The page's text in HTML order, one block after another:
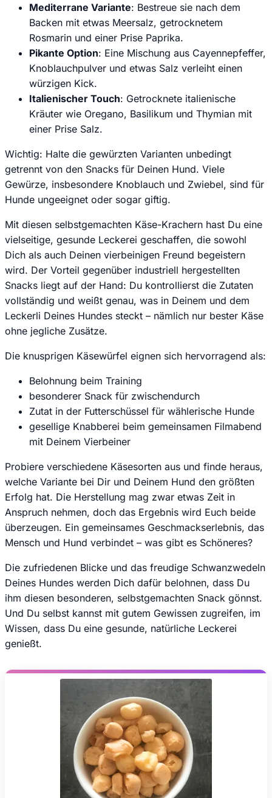
Mediterrane Variante: Bestreue sie nach dem
Backen mit etwas Meersalz, getrocknetem
Rosmarin und einer Prise Paprika.
Pikante Option: Eine Mischung aus Cayennepfeffer,
Knoblauchpulver und etwas Salz verleiht einen
würzigen Kick.
Italienischer Touch: Getrocknete italienische
Kräuter wie Oregano, Basilikum und Thymian mit
einer Prise Salz.
Wichtig: Halte die gewürzten Varianten unbedingt
getrennt von den Snacks für Deinen Hund. Viele
Gewürze, insbesondere Knoblauch und Zwiebel, sind für
Hunde ungeeignet oder sogar giftig.
Mit diesen selbstgemachten Käse-Krachern hast Du eine
vielseitige, gesunde Leckerei geschaffen, die sowohl
Dich als auch Deinen vierbeinigen Freund begeistern
wird. Der Vorteil gegenüber industriell hergestellten
Snacks liegt auf der Hand: Du kontrollierst die Zutaten
vollständig und weißt genau, was in Deinem und dem
Leckerli Deines Hundes steckt – nämlich nur bester Käse
ohne jegliche Zusätze.
Die knusprigen Käsewürfel eignen sich hervorragend als:
Belohnung beim Training
besonderer Snack für zwischendurch
Zutat in der Futterschüssel für wählerische Hunde
gesellige Knabberei beim gemeinsamen Filmabend
mit Deinem Vierbeiner
Probiere verschiedene Käsesorten aus und finde heraus,
welche Variante bei Dir und Deinem Hund den größten
Erfolg hat. Die Herstellung mag zwar etwas Zeit in
Anspruch nehmen, doch das Ergebnis wird Euch beide
überzeugen. Ein gemeinsames Geschmackserlebnis, das
Mensch und Hund verbindet – was gibt es Schöneres?
Die zufriedenen Blicke und das freudige Schwanzwedeln
Deines Hundes werden Dich dafür belohnen, dass Du
ihm diesen besonderen, selbstgemachten Snack gönnst.
Und Du selbst kannst mit gutem Gewissen zugreifen, im
Wissen, dass Du eine gesunde, natürliche Leckerei
genießt.